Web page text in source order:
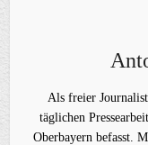
Als freier
täglichen
Oberbayern befasst.